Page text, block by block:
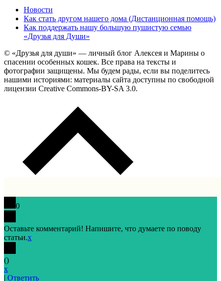
Новости
Как стать другом нашего дома (Дистанционная помощь)
Как поддержать нашу большую пушистую семью
«Друзья для Души»
© «Друзья для души» — личный блог Алексея и Марины о
спасении особенных кошек. Все права на тексты и
фотографии защищены. Мы будем рады, если вы поделитесь
нашими историями: материалы сайта доступны по свободной
лицензии Creative Commons-BY-SA 3.0.
0
Оставьте комментарий! Напишите, что думаете по поводу
статьи.x
()
x
| Ответить